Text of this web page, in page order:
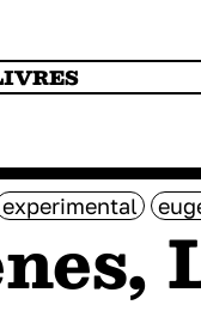
experimental